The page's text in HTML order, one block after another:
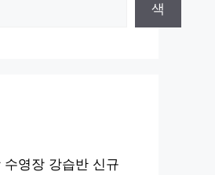
색
수영장 강습반 신규